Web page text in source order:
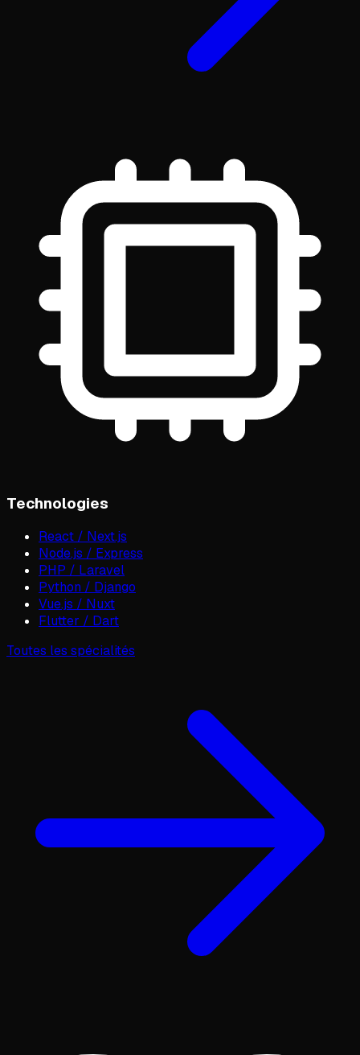
Technologies
React / Next.js
Node.js / Express
PHP / Laravel
Python / Django
Vue.js / Nuxt
Flutter / Dart
Toutes les spécialités